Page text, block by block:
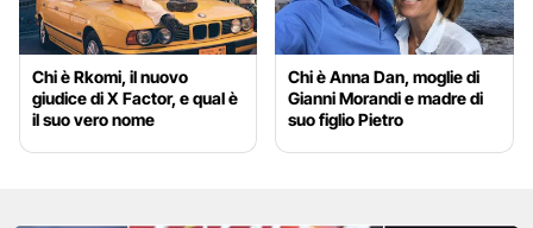
Chi è Rkomi, il nuovo
giudice di X Factor, e qual è
il suo vero nome
Chi è Anna Dan, moglie di
Gianni Morandi e madre di
suo figlio Pietro